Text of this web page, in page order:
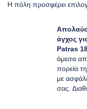
Η πόλη προσφέρει
άγχος
Patras
άμεσα
πορεία
με
σας.